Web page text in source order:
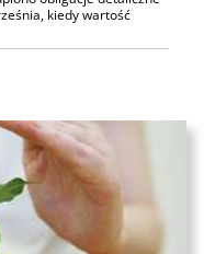
kiedy wartość